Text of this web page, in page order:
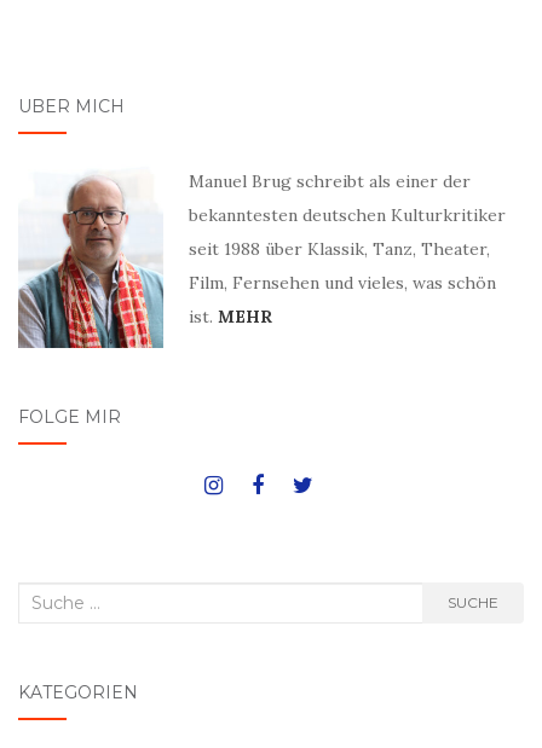
ÜBER MICH
Manuel Brug schreibt als einer der
bekanntesten deutschen Kulturkritiker
seit 1988 über Klassik, Tanz, Theater,
Film, Fernsehen und vieles, was schön
ist. MEHR
FOLGE MIR
Suche
SUCHE
KATEGORIEN